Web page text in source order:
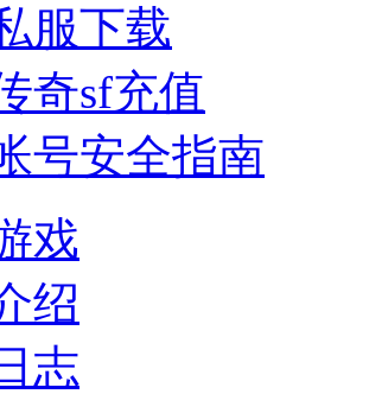
服下载
奇sf充值
号安全指南
戏
绍
志